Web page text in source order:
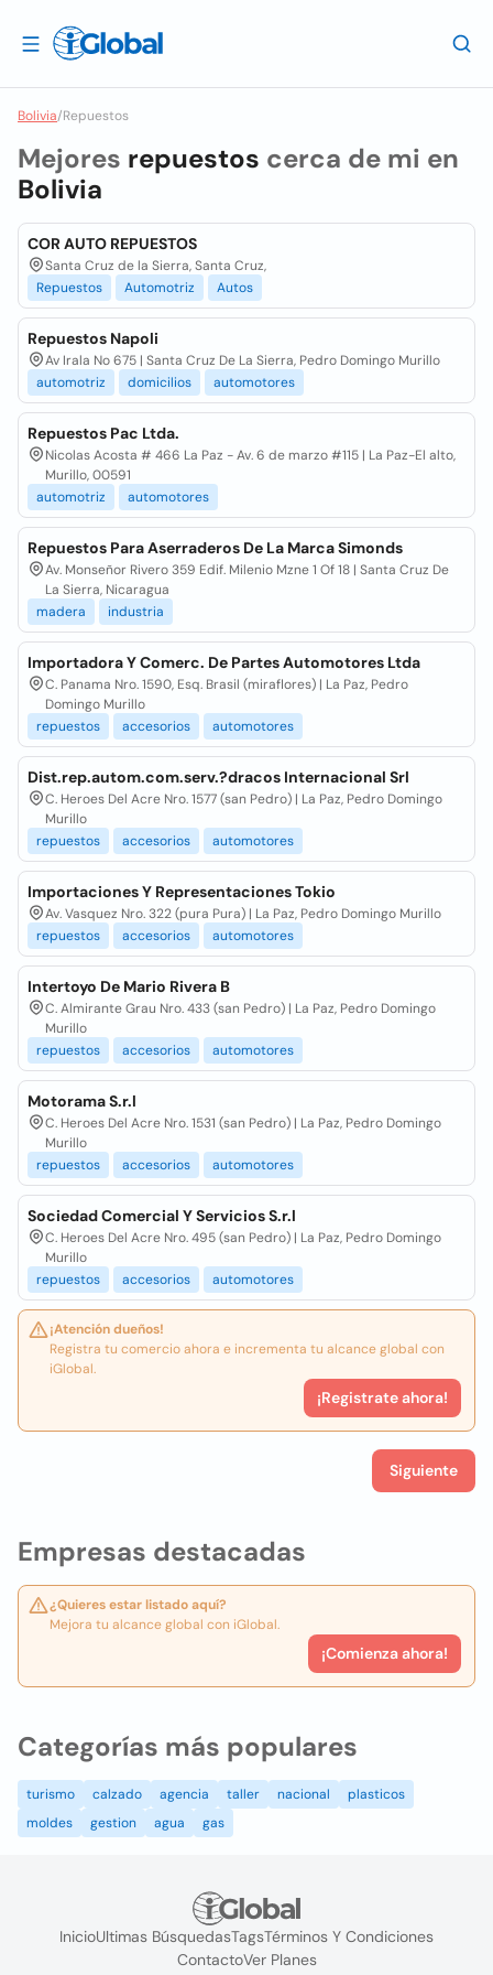
Bolivia/Repuestos
Empresas destacadas
¿Quieres estar listado aquí?
Mejora tu alcance global con iGlobal.
¡Comienza ahora!
Mejores repuestos cerca de mi en
Bolivia
COR AUTO REPUESTOS
Santa Cruz de la Sierra, Santa Cruz,
Repuestos
Automotriz Autos
Repuestos Napoli
Av Irala No 675 | Santa Cruz De La Sierra, Pedro Domingo Murillo
automotriz
domicilios automotores
Repuestos Pac Ltda.
Nicolas Acosta # 466 La Paz - Av. 6 de marzo #115 | La Paz-El alto,
Murillo, 00591
automotriz
automotores
Repuestos Para Aserraderos De La Marca Simonds
Av. Monseñor Rivero 359 Edif. Milenio Mzne 1 Of 18 | Santa Cruz De
La Sierra, Nicaragua
madera
industria
Importadora Y Comerc. De Partes Automotores Ltda
C. Panama Nro. 1590, Esq. Brasil (miraflores) | La Paz, Pedro
Domingo Murillo
repuestos
accesorios automotores
Dist.rep.autom.com.serv.?dracos Internacional Srl
C. Heroes Del Acre Nro. 1577 (san Pedro) | La Paz, Pedro Domingo
Murillo
repuestos
accesorios automotores
Importaciones Y Representaciones Tokio
Av. Vasquez Nro. 322 (pura Pura) | La Paz, Pedro Domingo Murillo
repuestos
accesorios automotores
Intertoyo De Mario Rivera B
C. Almirante Grau Nro. 433 (san Pedro) | La Paz, Pedro Domingo
Murillo
repuestos
accesorios automotores
Motorama S.r.l
C. Heroes Del Acre Nro. 1531 (san Pedro) | La Paz, Pedro Domingo
Murillo
repuestos
accesorios automotores
Sociedad Comercial Y Servicios S.r.l
C. Heroes Del Acre Nro. 495 (san Pedro) | La Paz, Pedro Domingo
Murillo
repuestos
accesorios automotores
¡Atención dueños!
Registra tu comercio ahora e incrementa tu alcance global con
iGlobal.
¡Registrate ahora!
Siguiente
Categorías más populares
turismo calzado agencia taller nacional
plasticos
moldes
gestion agua gas
InicioUltimas BúsquedasTagsTérminos Y Condiciones
ContactoVer Planes